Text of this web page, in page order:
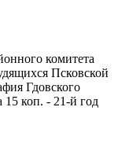
комитета
Псковской
Гдовского
15 коп. - 21-й год